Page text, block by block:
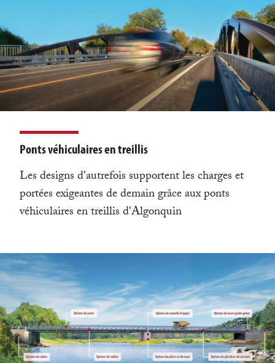
Ponts véhiculaires en treillis
Les designs d'autrefois supportent les charges et
portées exigeantes de demain grâce aux ponts
véhiculaires en treillis d'Algonquin